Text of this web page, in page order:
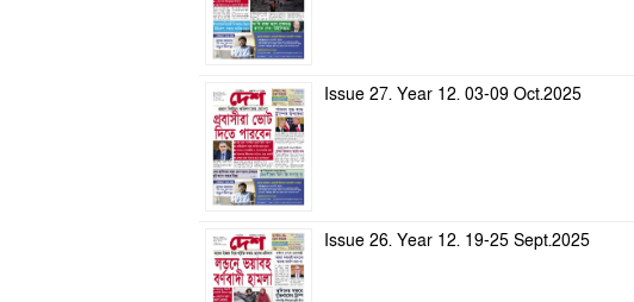
Issue 27. Year 12. 03-09 Oct.2025
Issue 26. Year 12. 19-25 Sept.2025